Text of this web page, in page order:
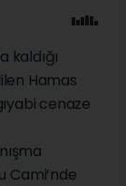
kaldığı
Hamas
cenaze
Cami’nde